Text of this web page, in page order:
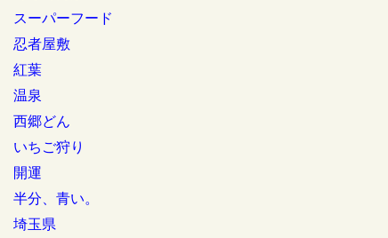
スーパーフード
忍者屋敷
紅葉
温泉
西郷どん
いちご狩り
開運
半分、青い。
埼玉県